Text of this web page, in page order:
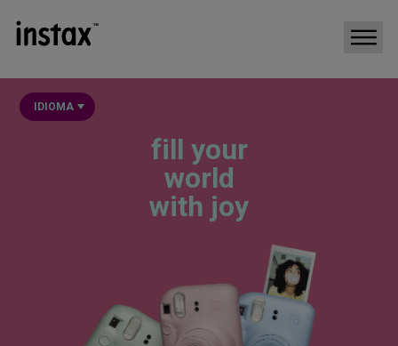
fill your
world
with joy
IDIOMA